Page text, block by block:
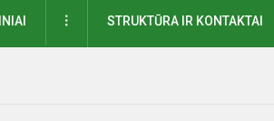
DAUGIAUSTRUKTŪRA IR KONTAKTAI